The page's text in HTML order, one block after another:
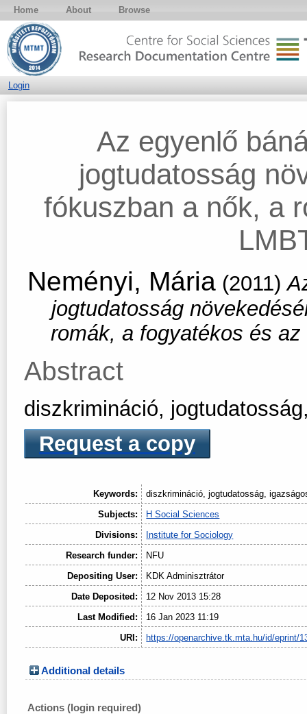
Home About Browse
Login
Az egyenlő
jogtudatosság
fókuszban a nők, a
Neményi, Mária(2011)
jogtudatosság
romák, a fogyatékos és
Abstract
diszkrimináció,
Request a copy
Keywords:
diszkrimináció, jogtudatosság,
Subjects:
H Social Sciences
Divisions:
Institute for Sociology
Research funder:
NFU
Depositing User:
KDK Adminisztrátor
Date Deposited:
12 Nov 2013 15:28
Last Modified:
16 Jan 2023 11:19
URI:
https://openarchive.tk.mta.hu/id/eprint/
Additional details
Actions (login required)